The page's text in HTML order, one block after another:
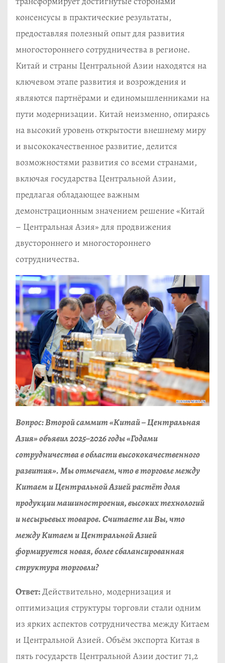
консенсусы в практические результаты,
предоставляя полезный опыт для развития
многостороннего сотрудничества в регионе.
Китай и страны Центральной Азии находятся на
ключевом этапе развития и возрождения и
являются партнёрами и единомышленниками на
пути модернизации. Китай неизменно, опираясь
на высокий уровень открытости внешнему миру
и высококачественное развитие, делится
возможностями развития со всеми странами,
включая государства Центральной Азии,
предлагая обладающее важным
демонстрационным значением решение «Китай
– Центральная Азия» для продвижения
двустороннего и многостороннего
сотрудничества.
Вопрос: Второй саммит «Китай – Центральная
Азия» объявил 2025–2026 годы «Годами
сотрудничества в области высококачественного
развития». Мы отмечаем, что в торговле между
Китаем и Центральной Азией растёт доля
продукции машиностроения, высоких технологий
и несырьевых товаров. Считаете ли Вы, что
между Китаем и Центральной Азией
формируется новая, более сбалансированная
структура торговли?
Ответ:Действительно, модернизация и
оптимизация структуры торговли стали одним
из ярких аспектов сотрудничества между Китаем
и Центральной Азией. Объём экспорта Китая в
пять государств Центральной Азии достиг 71,2